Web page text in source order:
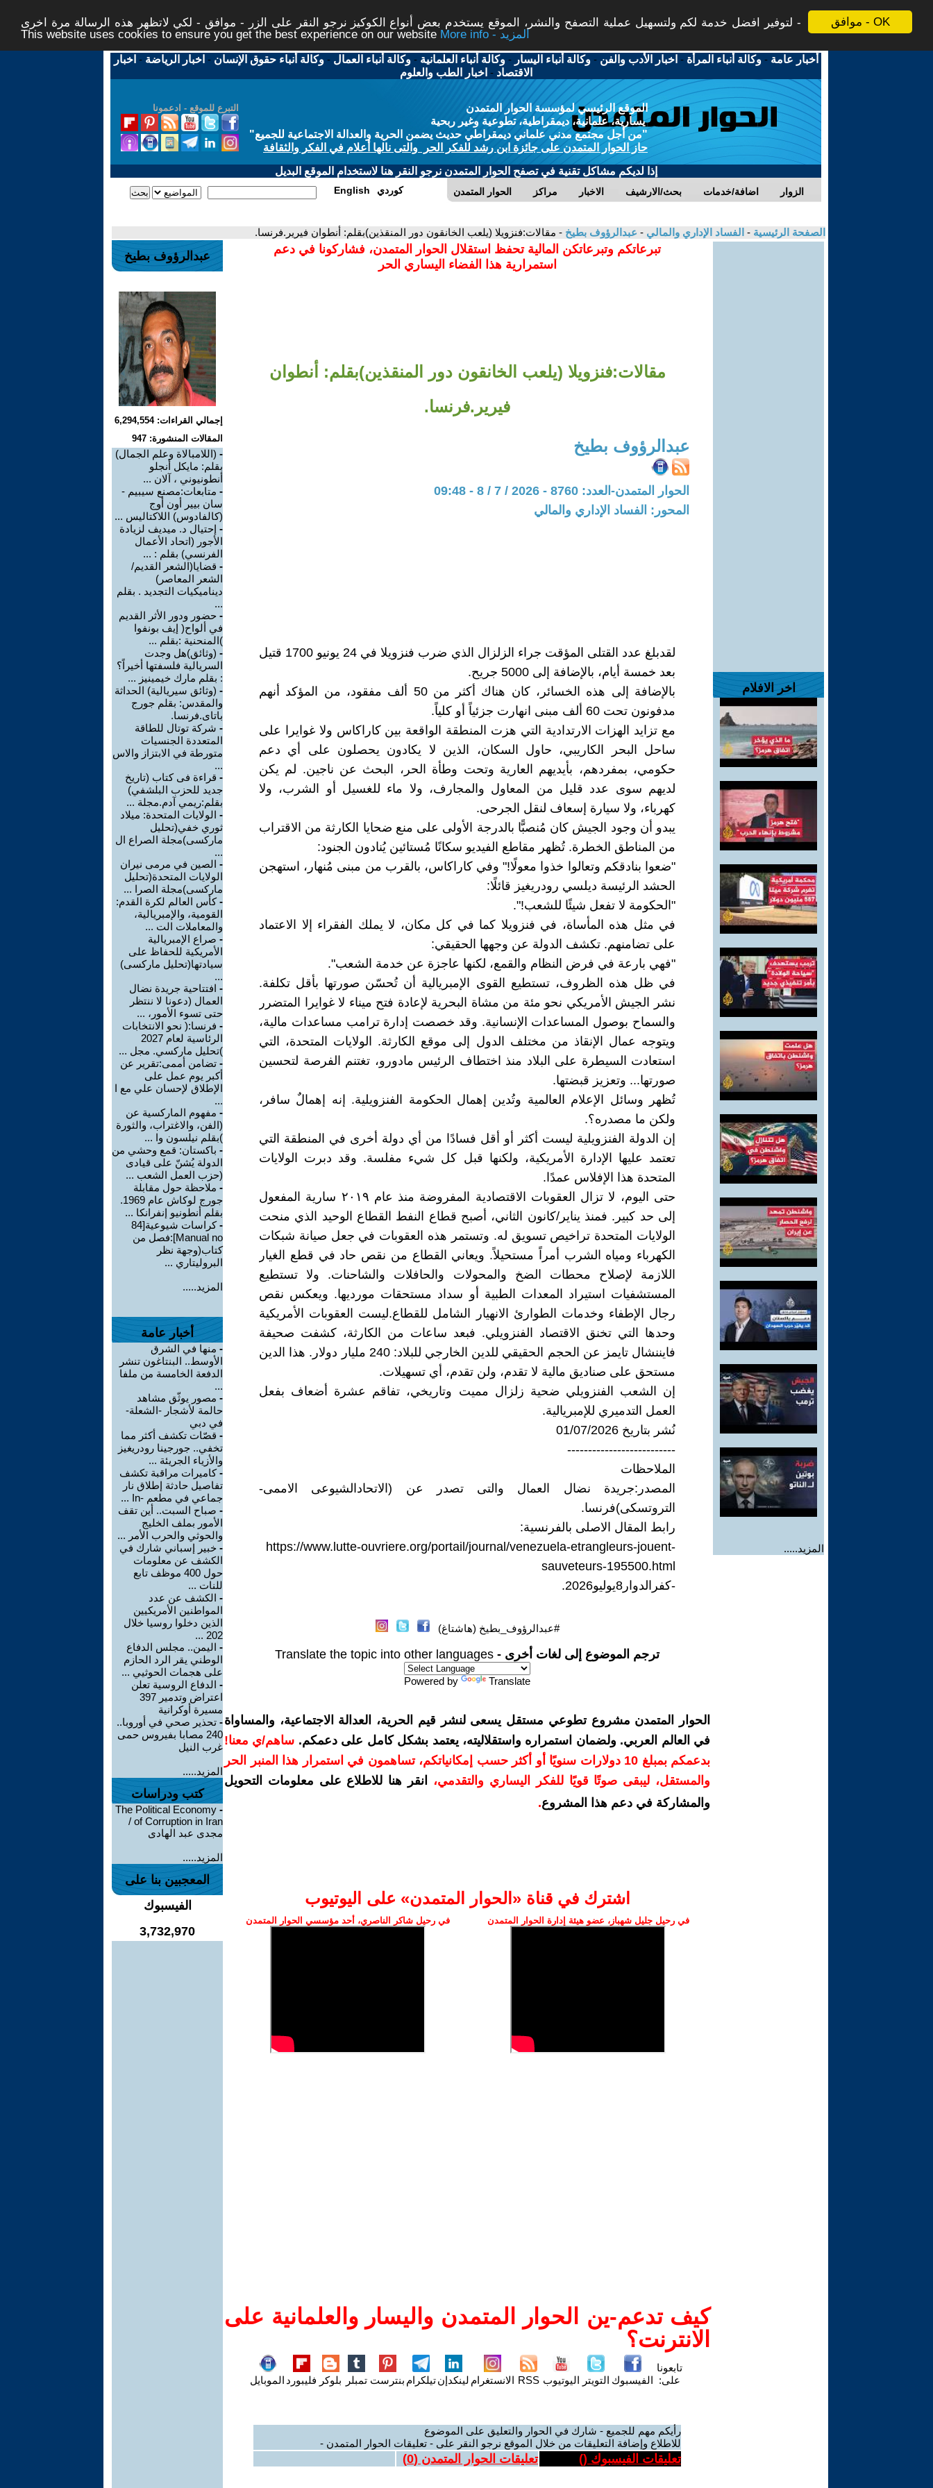
موافق - OK
لتوفير افضل خدمة لكم ولتسهيل عملية التصفح والنشر، الموقع يستخدم بعض أنواع الكوكيز نرجو النقر على الزر - موافق - لكي لاتظهر هذه الرسالة مرة اخرى -
This website uses cookies to ensure you get the best experience on our website
More info - المزيد
أخبار عامة -وكالة أنباء المرأة - اخبار الأدب والفن -وكالة أنباء اليسار -وكالة أنباء العلمانية -وكالة أنباء العمال -وكالة أنباء حقوق الإنسان - اخبار الرياضة - اخبار
الاقتصاد - اخبار الطب والعلوم
التبرع للموقع - ادعمونا
الموقع الرئيسي لمؤسسة الحوار المتمدن
يسارية، علمانية، ديمقراطية، تطوعية وغير ربحية
"من أجل مجتمع مدني علماني ديمقراطي حديث يضمن الحرية والعدالة الاجتماعية للجميع"
حاز الحوار المتمدن على جائزة ابن رشد للفكر الحر والتى نالها أعلام في الفكر والثقافة
إذا لديكم مشاكل تقنية في تصفح الحوار المتمدن نرجو النقر هنا لاستخدام الموقع البديل
الحوار المتمدن مراكز الاخبار بحث/الارشيف اضافة/خدمات الزوار English كوردي
الصفحة الرئيسية - الفساد الإداري والمالي - عبدالرؤوف بطيخ - مقالات:فنزويلا (يلعب الخانقون دور المنقذين)بقلم: أنطوان فيرير.فرنسا.
اخر الافلام
المزيد.....
تبرعاتكم وتبرعاتكن المالية تحفظ استقلال الحوار المتمدن، فشاركونا في دعم
استمرارية هذا الفضاء اليساري الحر
مقالات:فنزويلا (يلعب الخانقون دور المنقذين)بقلم: أنطوان
فيرير.فرنسا.
عبدالرؤوف بطيخ
الحوار المتمدن-العدد: 8760 - 2026 / 7 / 8 - 09:48
المحور: الفساد الإداري والمالي
لقدبلغ عدد القتلى المؤقت جراء الزلزال الذي ضرب فنزويلا في 24 يونيو 1700 قتيل
بعد خمسة أيام، بالإضافة إلى 5000 جريح.
بالإضافة إلى هذه الخسائر، كان هناك أكثر من 50 ألف مفقود، من المؤكد أنهم
مدفونون تحت 60 ألف مبنى انهارت جزئياً أو كلياً.
مع تزايد الهزات الارتدادية التي هزت المنطقة الواقعة بين كاراكاس ولا غوايرا على
ساحل البحر الكاريبي، حاول السكان، الذين لا يكادون يحصلون على أي دعم
حكومي، بمفردهم، بأيديهم العارية وتحت وطأة الحر، البحث عن ناجين. لم يكن
لديهم سوى عدد قليل من المعاول والمجارف، ولا ماء للغسيل أو الشرب، ولا
كهرباء، ولا سيارة إسعاف لنقل الجرحى.
يبدو أن وجود الجيش كان مُنصبًّا بالدرجة الأولى على منع ضحايا الكارثة من الاقتراب
من المناطق الخطرة. تُظهر مقاطع الفيديو سكانًا مُستائين يُنادون الجنود:
"ضعوا بنادقكم وتعالوا خذوا معولًا!" وفي كاراكاس، بالقرب من مبنى مُنهار، استهجن
الحشد الرئيسة ديلسي رودريغيز قائلًا:
"الحكومة لا تفعل شيئًا للشعب!".
في مثل هذه المأساة، في فنزويلا كما في كل مكان، لا يملك الفقراء إلا الاعتماد
على تضامنهم. تكشف الدولة عن وجهها الحقيقي:
"فهي بارعة في فرض النظام والقمع، لكنها عاجزة عن خدمة الشعب".
في ظل هذه الظروف، تستطيع القوى الإمبريالية أن تُحسّن صورتها بأقل تكلفة.
نشر الجيش الأمريكي نحو مئة من مشاة البحرية لإعادة فتح ميناء لا غوايرا المتضرر
والسماح بوصول المساعدات الإنسانية. وقد خصصت إدارة ترامب مساعدات مالية،
ويتوجه عمال الإنقاذ من مختلف الدول إلى موقع الكارثة. الولايات المتحدة، التي
استعادت السيطرة على البلاد منذ اختطاف الرئيس مادورو، تغتنم الفرصة لتحسين
صورتها... وتعزيز قبضتها.
تُظهر وسائل الإعلام العالمية وتُدين إهمال الحكومة الفنزويلية. إنه إهمالٌ سافر،
ولكن ما مصدره؟.
إن الدولة الفنزويلية ليست أكثر أو أقل فسادًا من أي دولة أخرى في المنطقة التي
تعتمد عليها الإدارة الأمريكية، ولكنها قبل كل شيء مفلسة. وقد دبرت الولايات
المتحدة هذا الإفلاس عمدًا.
حتى اليوم، لا تزال العقوبات الاقتصادية المفروضة منذ عام ٢٠١٩ سارية المفعول
إلى حد كبير. فمنذ يناير/كانون الثاني، أصبح قطاع النفط القطاع الوحيد الذي منحت
الولايات المتحدة تراخيص تسويق له. وتستمر هذه العقوبات في جعل صيانة شبكات
الكهرباء ومياه الشرب أمراً مستحيلاً. ويعاني القطاع من نقص حاد في قطع الغيار
اللازمة لإصلاح محطات الضخ والمحولات والحافلات والشاحنات. ولا تستطيع
المستشفيات استيراد المعدات الطبية أو سداد مستحقات مورديها. ويعكس نقص
رجال الإطفاء وخدمات الطوارئ الانهيار الشامل للقطاع.ليست العقوبات الأمريكية
وحدها التي تخنق الاقتصاد الفنزويلي. فبعد ساعات من الكارثة، كشفت صحيفة
فايننشال تايمز عن الحجم الحقيقي للدين الخارجي للبلاد: 240 مليار دولار. هذا الدين
مستحق على صناديق مالية لا تقدم، ولن تقدم، أي تسهيلات.
إن الشعب الفنزويلي ضحية زلزال مميت وتاريخي، تفاقم عشرة أضعاف بفعل
العمل التدميري للإمبريالية.
نُشر بتاريخ 01/07/2026
--------------------------
الملاحظات
المصدر:جريدة نضال العمال والتى تصدر عن (الاتحادالشيوعى الاممى-
التروتسكى)فرنسا.
رابط المقال الاصلى بالفرنسية:
https://www.lutte-ouvriere.org/portail/journal/venezuela-etrangleurs-jouent-
sauveteurs-195500.html
-كفرالدوار8يوليو2026.
#عبدالرؤوف_بطيخ (هاشتاغ)
ترجم الموضوع إلى لغات أخرى - Translate the topic into other languages
Powered by Translate
الحوار المتمدن مشروع تطوعي مستقل يسعى لنشر قيم الحرية، العدالة الاجتماعية، والمساواة
في العالم العربي. ولضمان استمراره واستقلاليته، يعتمد بشكل كامل على دعمكم. ساهم/ي معنا!
بدعمكم بمبلغ 10 دولارات سنويًا أو أكثر حسب إمكانياتكم، تساهمون في استمرار هذا المنبر الحر
والمستقل، ليبقى صوتًا قويًا للفكر اليساري والتقدمي،
انقر هنا للاطلاع على معلومات التحويل
والمشاركة في دعم هذا المشروع.
اشترك في قناة ‫«الحوار المتمدن» على اليوتيوب
في رحيل جليل شهباز، عضو هيئة إدارة الحوار المتمدن في رحيل شاكر الناصري، أحد مؤسسي الحوار المتمدن
كيف تدعم-ين الحوار المتمدن واليسار والعلمانية على
الانترنت؟
تابعونا
على: الفيسبوك التويتر اليوتيوب RSS الانستغرام لينكدإنتيلكرام بنترست تمبلر بلوكر فليبورد الموبايل
رأيكم مهم للجميع - شارك في الحوار والتعليق على الموضوع
للاطلاع وإضافة التعليقات من خلال الموقع نرجو النقر على - تعليقات الحوار المتمدن -
تعليقات الفيسبوك () تعليقات الحوار المتمدن (0
)
عبدالرؤوف بطيخ
إجمالي القراءات: 6,294,554
المقالات المنشورة: 947
- (اللامبالاة وعلم الجمال)
بقلم: مايكل أنجلو
أنطونيوني ، آلان ...
- متابعات:مصنع سيبيم -
سان بيير أون أوج
(كالفادوس) اللاكتاليس ...
- إحتيال د. ميديف لزيادة
الأجور (اتحاد الأعمال
الفرنسي) بقلم : ...
- قضايا(الشعر القديم/
الشعر المعاصر)
ديناميكيات التجديد . بقلم
...
- حضور ودور الأثر القديم
في ألواح( إيف بونفوا
)المنحنية :بقلم ...
- (وثائق)هل وجدت
السريالية فلسفتها أخيراً؟
: بقلم مارك خيمينيز ...
- (وثائق سيريالية) الحداثة
والمقدس: بقلم جورج
باتاى.فرنسا.
- شركة توتال للطاقة
المتعددة الجنسيات
متورطة في الابتزاز والاس
...
- قراءة فى كتاب (تاريخ
جديد للحزب البلشفي)
بقلم:ريمي آدم.مجلة ...
- الولايات المتحدة: ميلاد
ثوري خفي(تحليل
ماركسى)مجلة الصراع ال
...
- الصين في مرمى نيران
الولايات المتحدة(تحليل
ماركسى)مجلة الصرا ...
-كأس العالم لكرة القدم:
القومية، والإمبريالية،
والمعاملات الت ...
- صراع الإمبريالية
الأمريكية للحفاظ على
سيادتها(تحليل ماركسى)
...
- افتتاحية جريدة نضال
العمال (دعونا لا ننتظر
حتى تسوء الأمور، ...
- فرنسا:( نحو الانتخابات
الرئاسية لعام 2027
)تحليل ماركسي. مجل ...
- تضامن أممى:تقرير عن
أكبر يوم عمل على
الإطلاق لإحسان علي مع ا
...
- مفهوم الماركسية عن
(الفن، والاغتراب، والثورة
)بقلم نيلسون وا ...
- باكستان: قمع وحشي من
الدولة يُشنّ على قيادى
(حزب العمل الشعب ...
- ملاحظة حول مقابلة
جورج لوكاش عام 1969.
بقلم أنطونيو إنفرانكا ...
-
كراسات شيوعية[84
Manual no]:فصل من
كتاب(وجهة نظر
البروليتاري ...
المزيد.....
أخبار عامة
- منها في الشرق
الأوسط.. البنتاغون تنشر
الدفعة الخامسة من ملفا
...
- مصور يوثّق مشاهد
حالمة لأشجار -الشعلة-
في دبي
- قصّات تكشف أكثر مما
تخفي.. جورجينا رودريغيز
والأزياء الجريئة ...
-كاميرات مراقبة تكشف
تفاصيل حادثة إطلاق نار
جماعي في مطعم -In ...
- صباح السبت.. أين تقف
الأمور بملف الخليج
والحوثي والحرب الأمر ...
- خبير إسباني شارك في
الكشف عن معلومات
حول 400 موظف تابع
للنات ...
- الكشف عن عدد
المواطنين الأمريكيين
الذين دخلوا روسيا خلال
202 ...
- اليمن.. مجلس الدفاع
الوطني يقر الرد الحازم
على هجمات الحوثيي ...
- الدفاع الروسية تعلن
اعتراض وتدمير 397
مسيرة أوكرانية
- تحذير صحي في أوروبا..
240 مصابا بفيروس حمى
غرب النيل
المزيد.....
كتب ودراسات
-
The Political Economy
of Corruption in Iran /
مجدى عبد الهادى
المزيد.....
المعجبين بنا على
الفيسبوك
3,732,970